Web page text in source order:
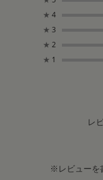
★ 4
★ 3
★ 2
★ 1
レ
※レビューを